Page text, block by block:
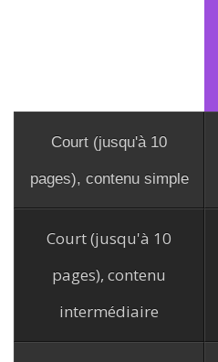
Court (jusqu'à 10
pages), contenu simple
Court (jusqu'à 10
pages), contenu
intermédiaire